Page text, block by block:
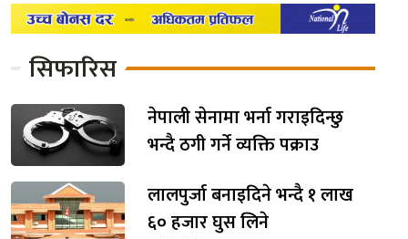
सिफारिस
नेपाली सेनामा भर्ना गराइदिन्छु
भन्दै ठगी गर्ने व्यक्ति पक्राउ
लालपुर्जा बनाइदिने भन्दै १ लाख
६० हजार घुस लिने